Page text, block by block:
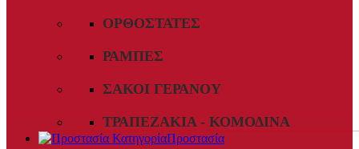
ΟΡΘΟΣΤΆΤΕΣ
ΡΆΜΠΕΣ
ΣΆΚΟΙ ΓΕΡΑΝΟΎ
ΤΡΑΠΕΖΆΚΙΑ - ΚΟΜΟΔΊΝΑ
Προστασία